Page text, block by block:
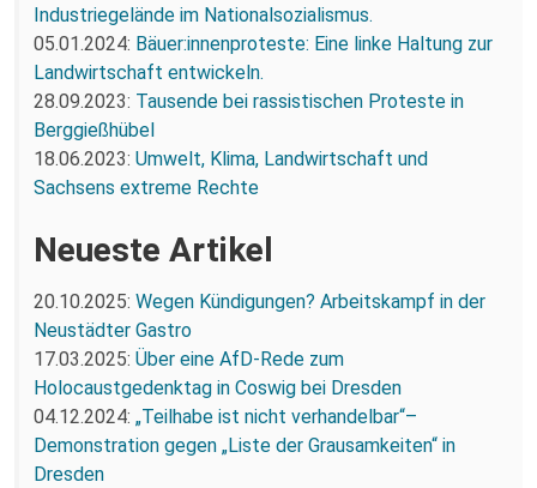
Industriegelände im Nationalsozialismus.
05.01.2024: Bäuer:innenproteste: Eine linke Haltung zur
Landwirtschaft entwickeln.
28.09.2023: Tausende bei rassistischen Proteste in
Berggießhübel
18.06.2023: Umwelt, Klima, Landwirtschaft und
Sachsens extreme Rechte
Neueste Artikel
20.10.2025: Wegen Kündigungen? Arbeitskampf in der
Neustädter Gastro
17.03.2025: Über eine AfD-Rede zum
Holocaustgedenktag in Coswig bei Dresden
04.12.2024: „Teilhabe ist nicht verhandelbar“–
Demonstration gegen „Liste der Grausamkeiten“ in
Dresden